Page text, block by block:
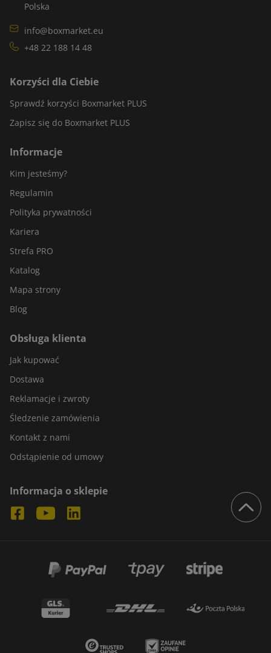
Polska
info@boxmarket.eu
+48 22 188 14 48
Korzyści dla Ciebie
Sprawdź korzyści Boxmarket PLUS
Zapisz się do Boxmarket PLUS
Informacje
Kim jesteśmy?
Regulamin
Polityka prywatności
Kariera
Strefa PRO
Katalog
Mapa strony
Blog
Obsługa klienta
Jak kupować
Dostawa
Reklamacje i zwroty
Śledzenie zamówienia
Kontakt z nami
Odstąpienie od umowy
Informacja o sklepie